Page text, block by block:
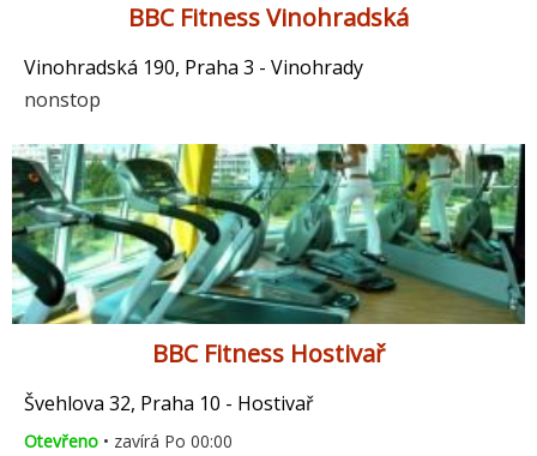
BBC Fitness Vinohradská
Vinohradská 190, Praha 3 - Vinohrady
nonstop
BBC Fitness Hostivař
Švehlova 32, Praha 10 - Hostivař
Otevřeno • zavírá Po 00:00